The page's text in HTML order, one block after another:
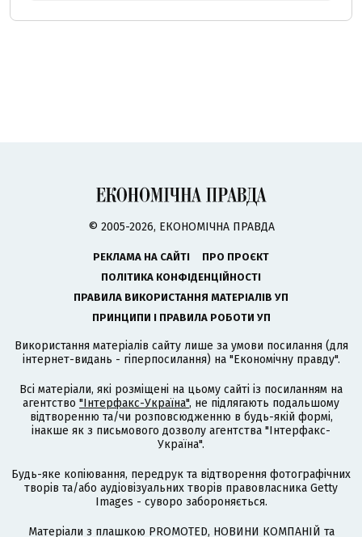
© 2005-2026, ЕКОНОМІЧНА ПРАВДА
РЕКЛАМА НА САЙТІ
ПРО ПРОЄКТ
ПОЛІТИКА КОНФІДЕНЦІЙНОСТІ
ПРАВИЛА ВИКОРИСТАННЯ МАТЕРІАЛІВ УП
ПРИНЦИПИ І ПРАВИЛА РОБОТИ УП
Використання матеріалів сайту лише за умови посилання (для
інтернет-видань - гіперпосилання) на "Економічну правду".
Всі матеріали, які розміщені на цьому сайті із посиланням на
агентство "Інтерфакс-Україна", не підлягають подальшому
відтворенню та/чи розповсюдженню в будь-якій формі,
інакше як з письмового дозволу агентства "Інтерфакс-
Україна".
Будь-яке копіювання, передрук та відтворення фотографічних
творів та/або аудіовізуальних творів правовласника Getty
Images - суворо забороняється.
Матеріали з плашкою PROMOTED, НОВИНИ КОМПАНІЙ та